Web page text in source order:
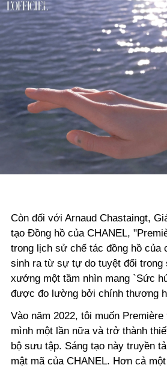
Còn đối với Arnaud Chastaingt,
tạo Đồng hồ của CHANEL,
trong lịch sử chế tác đồng hồ của
sinh ra từ sự tự do tuyệt đối trong
xướng một tầm nhìn mang `Sức
được đo lường bởi chính thương
Vào năm 2022, tôi muốn
mình một lần nữa và trở thành
bộ sưu tập. Sáng tạo này truyền
mật mã của CHANEL. Hơn cả